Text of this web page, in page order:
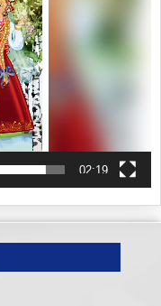
02:19